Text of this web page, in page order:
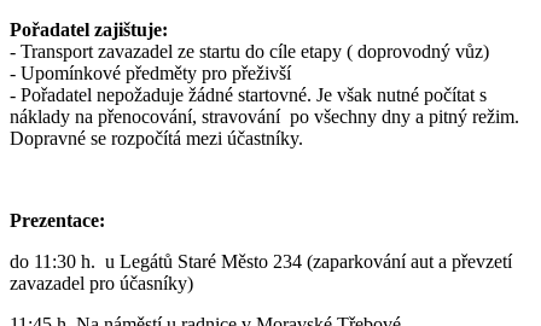
Pořadatel zajištuje:
- Transport zavazadel ze startu do cíle etapy ( doprovodný vůz)
- Upomínkové předměty pro přeživší
- Pořadatel nepožaduje žádné startovné. Je však nutné počítat s
náklady na přenocování, stravování po všechny dny a pitný režim.
Dopravné se rozpočítá mezi účastníky.
Prezentace:
do 11:30 h. u Legátů Staré Město 234 (zaparkování aut a převzetí
zavazadel pro účasníky)